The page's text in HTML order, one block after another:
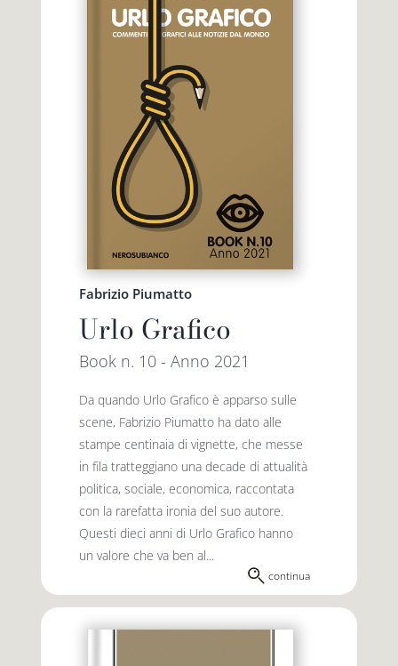
Fabrizio Piumatto
Urlo Grafico
Book n. 10 - Anno 2021
Da quando Urlo Grafico è apparso sulle
scene, Fabrizio Piumatto ha dato alle
stampe centinaia di vignette, che messe
in fila tratteggiano una decade di attualità
politica, sociale, economica, raccontata
con la rarefatta ironia del suo autore.
Questi dieci anni di Urlo Grafico hanno
un valore che va ben al...
continua